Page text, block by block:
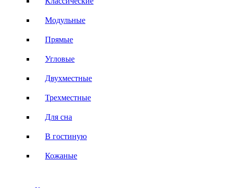
Модульные
Прямые
Угловые
Двухместные
Трехместные
Для сна
В гостиную
Кожаные